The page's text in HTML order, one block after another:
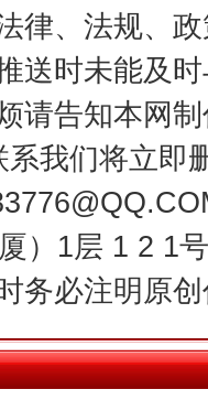
律、法规、
送时未能及
请告知本网
我们将立即
）1层 1 2 1
务必注明原
今